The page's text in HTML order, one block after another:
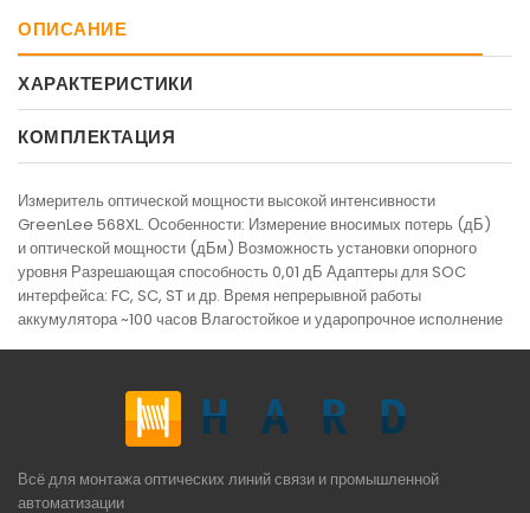
ОПИСАНИЕ
ХАРАКТЕРИСТИКИ
КОМПЛЕКТАЦИЯ
Измеритель оптической мощности высокой интенсивности
GreenLee 568XL. Особенности: Измерение вносимых потерь (дБ)
и оптической мощности (дБм) Возможность установки опорного
уровня Разрешающая способность 0,01 дБ Адаптеры для SOC
интерфейса: FC, SC, ST и др. Время непрерывной работы
аккумулятора ~100 часов Влагостойкое и ударопрочное исполнение
Всё для монтажа оптических линий связи и промышленной
автоматизации